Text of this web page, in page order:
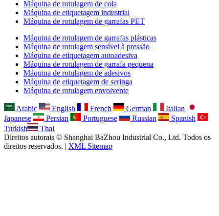
Máquina de rotulagem de cola
Máquina de etiquetagem industrial
Máquina de rotulagem de garrafas PET
Máquina de rotulagem de garrafas plásticas
Máquina de rotulagem sensível à pressão
Máquina de etiquetagem autoadesiva
Máquina de rotulagem de garrafa pequena
Máquina de rotulagem de adesivos
Máquina de etiquetagem de seringa
Máquina de rotulagem envolvente
Arabic English French German
Italian
Japanese
Persian Portuguese Russian
Spanish
Turkish
Thai
Direitos autorais © Shanghai BaZhou Industrial Co., Ltd. Todos os
direitos reservados. | XML Sitemap